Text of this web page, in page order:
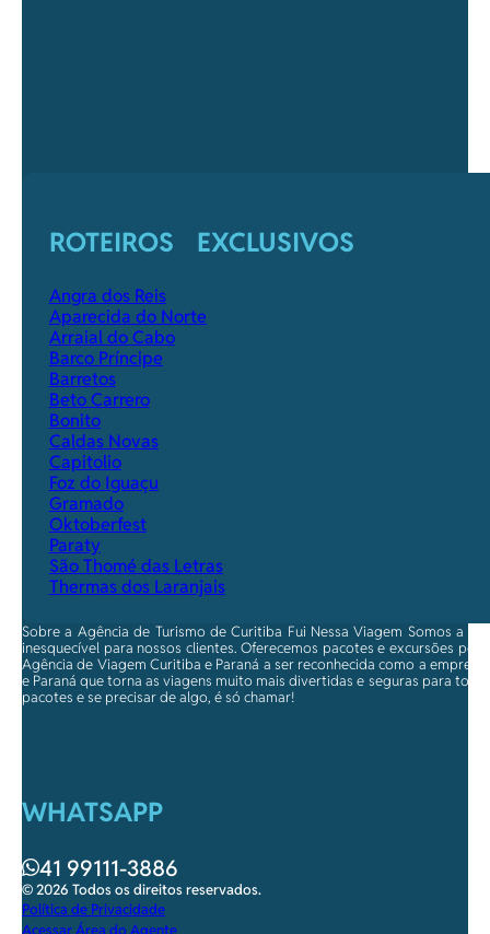
ROTEIROS EXCLUSIVOS
Angra dos Reis
Aparecida do Norte
Arraial do Cabo
Barco Príncipe
Barretos
Beto Carrero
Bonito
Caldas Novas
Capitolio
Foz do Iguaçu
Gramado
Oktoberfest
Paraty
São Thomé das Letras
Thermas dos Laranjais
Sobre a Agência de Turismo de Curitiba Fui Nessa Viagem Somos a
inesquecível para nossos clientes. Oferecemos pacotes e excursões
Agência de Viagem Curitiba e Paraná a ser reconhecida como a
e Paraná que torna as viagens muito mais divertidas e seguras para
pacotes e se precisar de algo, é só chamar!
WHATSAPP
41 99111-3886
© 2026 Todos os direitos reservados.
Política de Privacidade
Acessar Área do Agente